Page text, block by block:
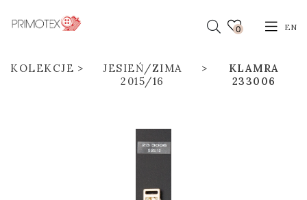
0 EN
KOLEKCJE
JESIEŃ/ZIMA
2015/16
KLAMRA
233006